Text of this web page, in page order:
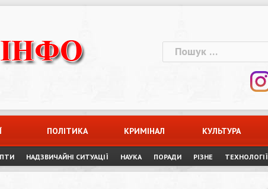
Пошук:
ПОЛІТИКА КРИМІНАЛ КУЛЬТУРА
НАДЗВИЧАЙНІ СИТУАЦІЇ НАУКА ПОРАДИ РІЗНЕ ТЕХНОЛОГІЇ